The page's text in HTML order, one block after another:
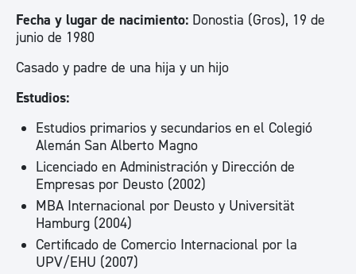
Fecha y lugar de nacimiento: Donostia (Gros), 19 de
junio de 1980
Casado y padre de una hija y un hijo
Estudios:
Estudios primarios y secundarios en el Colegió
Alemán San Alberto Magno
Licenciado en Administración y Dirección de
Empresas por Deusto (2002)
MBA Internacional por Deusto y Universität
Hamburg (2004)
Certificado de Comercio Internacional por la
UPV/EHU (2007)